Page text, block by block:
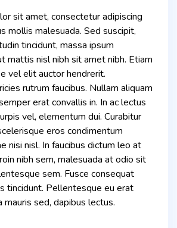
sit amet, consectetur adipiscing
mollis malesuada. Sed suscipit,
tincidunt, massa ipsum
mattis nisl nibh sit amet nibh. Etiam
vel elit auctor hendrerit.
rutrum faucibus. Nullam aliquam
erat convallis in. In ac lectus
vel, elementum dui. Curabitur
eros condimentum
nisi nisl. In faucibus dictum leo at
nibh sem, malesuada at odio sit
sem. Fusce consequat
tincidunt. Pellentesque eu erat
mauris sed, dapibus lectus.